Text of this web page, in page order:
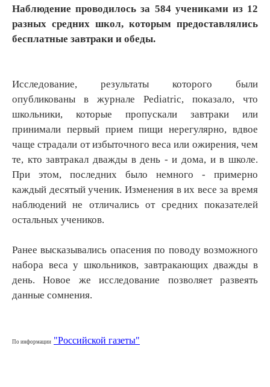
Наблюдение проводилось за 584 учениками из 12
разных средних школ, которым предоставлялись
бесплатные завтраки и обеды.
​Исследование, результаты которого были
опубликованы в журнале Pediatric, показало, что
школьники, которые пропускали завтраки или
принимали первый прием пищи нерегулярно, вдвое
чаще страдали от избыточного веса или ожирения, чем
те, кто завтракал дважды в день - и дома, и в школе.
При этом, последних было немного - примерно
каждый десятый ученик. Изменения в их весе за время
наблюдений не отличались от средних показателей
остальных учеников.
Ранее высказывались опасения по поводу возможного
набора веса у школьников, завтракающих дважды в
день. Новое же исследование позволяет развеять
данные сомнения.
По информации "Российской газеты"